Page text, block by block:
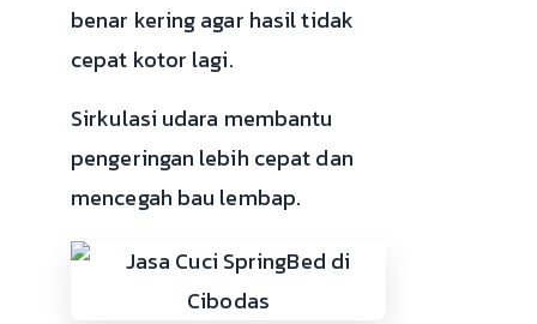
benar kering agar hasil tidak
cepat kotor lagi.
Sirkulasi udara membantu
pengeringan lebih cepat dan
mencegah bau lembap.